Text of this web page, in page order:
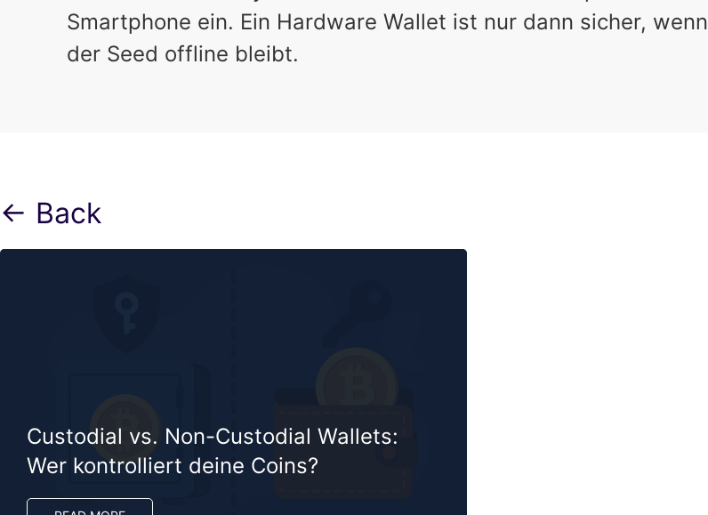
Smartphone ein. Ein Hardware Wallet ist nur dann sicher, wenn
der Seed offline bleibt.
← Back
Custodial vs. Non-Custodial Wallets:
Wer kontrolliert deine Coins?